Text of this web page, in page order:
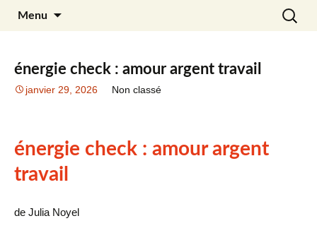
Julia Noyel
Menu
énergie check : amour argent travail
janvier 29, 2026 Non classé
énergie check : amour argent
travail
de Julia Noyel